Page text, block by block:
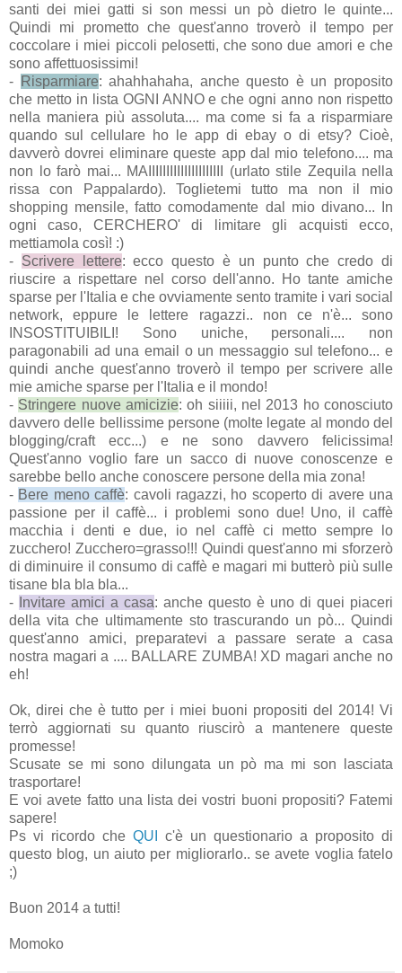
santi dei miei gatti si son messi un pò dietro le quinte...
Quindi mi prometto che quest'anno troverò il tempo per
coccolare i miei piccoli pelosetti, che sono due amori e che
sono affettuosissimi!
-
Risparmiare: ahahhahaha, anche questo è un proposito
che metto in lista OGNI ANNO e che ogni anno non rispetto
nella maniera più assoluta.... ma come si fa a risparmiare
quando sul cellulare ho le app di ebay o di etsy? Cioè,
davverò dovrei eliminare queste app dal mio telefono.... ma
non lo farò mai... MAIIIIIIIIIIIIIIIIIIIII (urlato stile Zequila nella
rissa con Pappalardo). Toglietemi tutto ma non il mio
shopping mensile, fatto comodamente dal mio divano... In
ogni caso, CERCHERO' di limitare gli acquisti ecco,
mettiamola così! :)
- Scrivere lettere: ecco questo è un punto che credo di
riuscire a rispettare nel corso dell'anno. Ho tante amiche
sparse per l'Italia e che ovviamente sento tramite i vari social
network, eppure le lettere ragazzi.. non ce n'è... sono
INSOSTITUIBILI! Sono uniche, personali.... non
paragonabili ad una email o un messaggio sul telefono... e
quindi anche quest'anno troverò il tempo per scrivere alle
mie amiche sparse per l'Italia e il mondo!
- Stringere nuove amicizie: oh siiiii, nel 2013 ho conosciuto
davvero delle bellissime persone (molte legate al mondo del
blogging/craft ecc...) e ne sono davvero felicissima!
Quest'anno voglio fare un sacco di nuove conoscenze e
sarebbe bello anche conoscere persone della mia zona!
- Bere meno caffè: cavoli ragazzi, ho scoperto di avere una
passione per il caffè... i problemi sono due! Uno, il caffè
macchia i denti e due, io nel caffè ci metto sempre lo
zucchero! Zucchero=grasso!!! Quindi quest'anno mi sforzerò
di diminuire il consumo di caffè e magari mi butterò più sulle
tisane bla bla bla...
-
Invitare amici a casa: anche questo è uno di quei piaceri
della vita che ultimamente sto trascurando un pò... Quindi
quest'anno amici, preparatevi a passare serate a casa
nostra magari a .... BALLARE ZUMBA! XD magari anche no
eh!
Ok, direi che è tutto per i miei buoni propositi del 2014! Vi
terrò aggiornati su quanto riuscirò a mantenere queste
promesse!
Scusate se mi sono dilungata un pò ma mi son lasciata
trasportare!
E voi avete fatto una lista dei vostri buoni propositi? Fatemi
sapere!
Ps vi ricordo che QUI c'è un questionario a proposito di
questo blog, un aiuto per migliorarlo.. se avete voglia fatelo
;)
Buon 2014 a tutti!
Momoko